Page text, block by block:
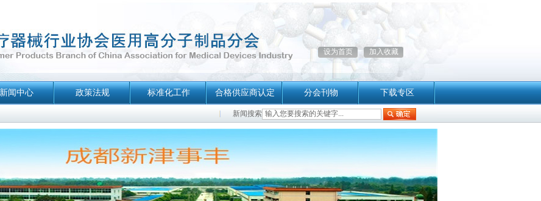
设为首页 加入收藏
新闻搜索
闻中心 政策法规 标准化工作 合格供应商认定 分会刊物 下载专区